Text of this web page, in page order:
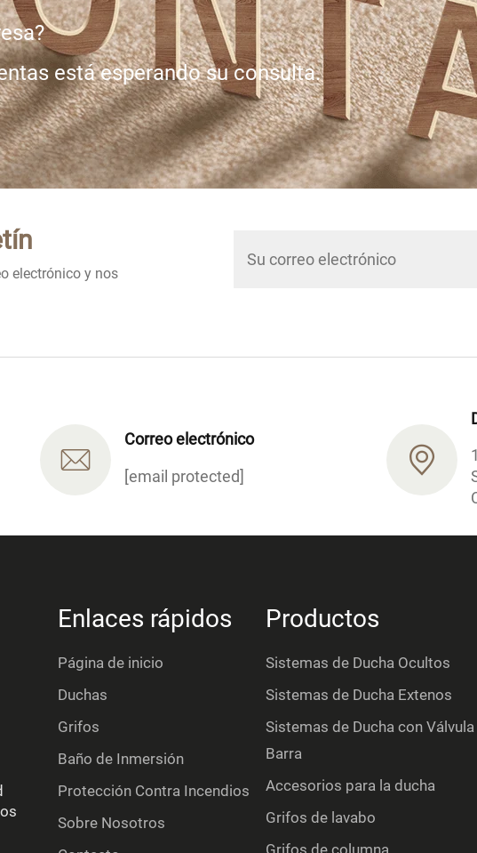
está esperando su consulta.
electrónico y nos
Correo electrónico
[email protected]
Enlaces rápidos
Página de inicio
Duchas
Grifos
Baño de Inmersión
Protección Contra Incendios
Sobre Nosotros
Productos
Sistemas de Ducha Ocultos
Sistemas de Ducha Extenos
Sistemas de Ducha con Válvula
Barra
Accesorios para la ducha
Grifos de lavabo
Grifos de columna